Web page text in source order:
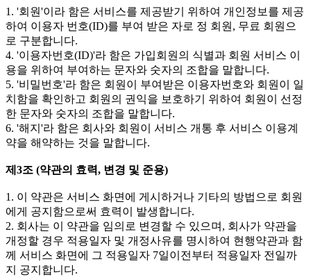
1. '회원'이라 함은 서비스를 제공받기 위하여 개인정보를 제공
하여 이용자 번호(ID)를 부여 받은 자로 정 회원, 무료 회원으
로 구분합니다.
4. '이용자번호(ID)'라 함은 가입회원의 식별과 회원 서비스 이
용을 위하여 부여하는 문자와 숫자의 조합을 말합니다.
5. '비밀번호'라 함은 회원이 부여받은 이용자번호와 회원이 일
치함을 확인하고 회원의 권익을 보호하기 위하여 회원이 선정
한 문자와 숫자의 조합을 말합니다.
6. '해지'라 함은 회사와 회원이 서비스 개통 후 서비스 이용계
약을 해약하는 것을 말합니다.
제3조 (약관의 효력, 변경 및 준용)
1. 이 약관은 서비스 화면에 게시하거나 기타의 방법으로 회원
에게 공지함으로써 효력이 발생합니다.
2. 회사는 이 약관을 임의로 변경할 수 있으며, 회사가 약관을
개정할 경우 적용일자 및 개정사유를 명시하여 현행약관과 함
께 서비스 화면에 그 적용일자 7일이전부터 적용일자 전일까
지 공지합니다.